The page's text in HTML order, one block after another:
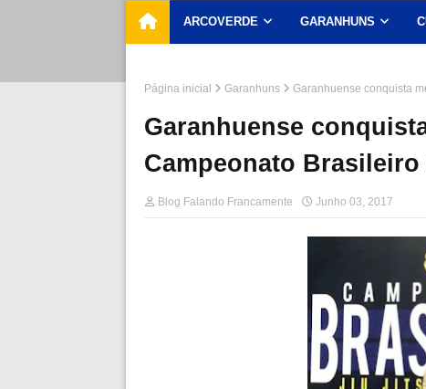
ARCOVERDE GARANHUNS
Página inicial Garanhuns Garanhuense conquista
Garanhuense
Campeonato
Blog Falando Francamente Junho 03, 2017